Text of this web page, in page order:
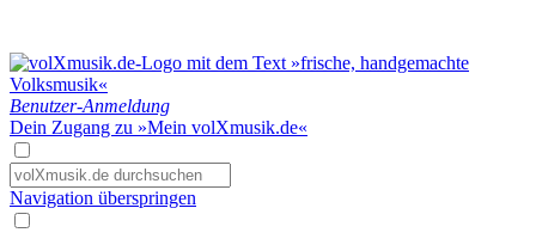
Benutzer-Anmeldung
Dein Zugang zu »Mein volXmusik.de«
Navigation überspringen